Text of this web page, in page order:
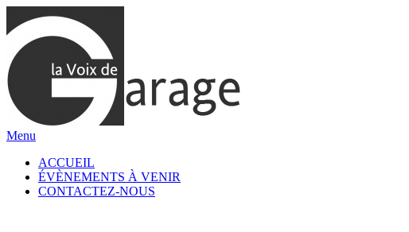
au
contenu
Menu
ACCUEIL
ÉVÈNEMENTS À VENIR
CONTACTEZ-NOUS